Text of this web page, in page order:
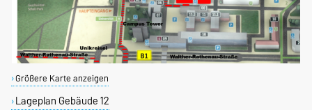
Größere Karte anzeigen
Lageplan Gebäude 12